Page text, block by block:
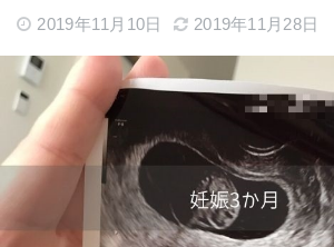
2019年11月10日 2019年11月28日